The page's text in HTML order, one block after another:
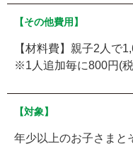
【その他費用】
【材料費】親子2人で
※1人追加毎に800円(
【対象】
年少以上のお子さまと